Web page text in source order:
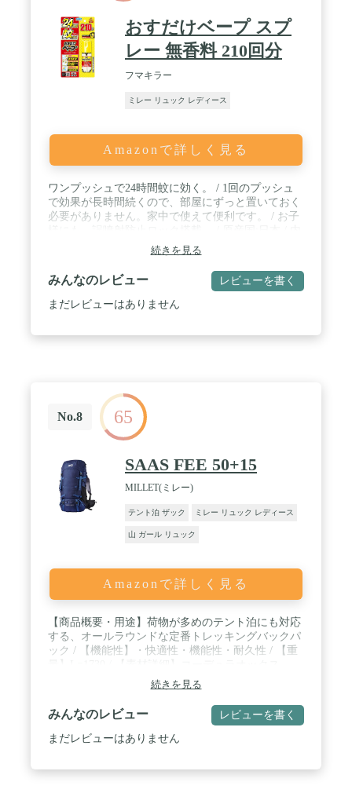
おすだけベープ スプ
レー 無香料 210回分
フマキラー
ミレー リュック レディース
Amazonで詳しく見る
ワンプッシュで24時間蚊に効く。 / 1回のプッシュ
で効果が長時間続くので、部屋にずっと置いておく
必要がありません。家中で使えて便利です。 / お子
容量:210回分 / 〈商品サイズ(幅×奥行×高さ)〉
120mm×39mm×215mm
続きを見る
みんなのレビュー レビューを書く
まだレビューはありません
No.8 65
SAAS FEE 50+15
MILLET(ミレー)
テント泊 ザック ミレー リュック レディース
山 ガール リュック
Amazonで詳しく見る
【商品概要・用途】荷物が多めのテント泊にも対応
する、オールラウンドな定番トレッキングバックパ
ック / 【機能性】・快適性・機能性・耐久性 / 【重
210D ナイロン100% × ダブルリップストップ 210D
続きを見る
みんなのレビュー レビューを書く
まだレビューはありません